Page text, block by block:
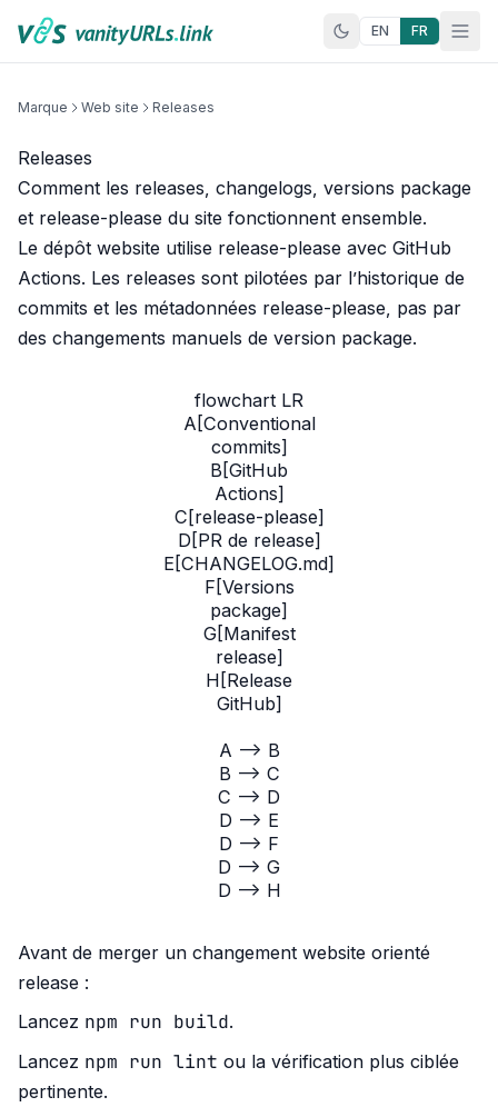
Aller au contenu
EN FR
Marque Web site Releases
Releases
Comment les releases, changelogs, versions package
et release-please du site fonctionnent ensemble.
Le dépôt website utilise release-please avec GitHub
Actions. Les releases sont pilotées par l’historique de
commits et les métadonnées release-please, pas par
des changements manuels de version package.
flowchart LR
A[Conventional
commits]
B[GitHub
Actions]
C[release-please]
D[PR de release]
E[CHANGELOG.md]
F[Versions
package]
G[Manifest
release]
H[Release
GitHub]
A --> B
B --> C
C --> D
D --> E
D --> F
D --> G
D --> H
Avant de merger un changement website orienté
release :
Lancez npm run build.
Lancez npm run lint ou la vérification plus ciblée
pertinente.